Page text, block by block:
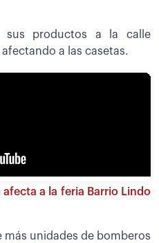
sus productos a la calle
a las casetas.
a la feria Barrio Lindo
unidades de bomberos